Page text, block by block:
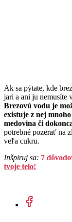
Ak sa pýtate, kde
jari a ani ju nemusíte
Brezovú vodu je
existuje z nej
medovina či
potrebné pozerať na
veľa cukru.
Inšpiruj sa: 7
tvoje telo!